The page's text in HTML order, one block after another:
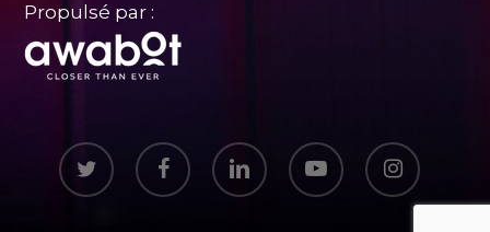
Propulsé par :
twitter facebook linkedin youtube instagram